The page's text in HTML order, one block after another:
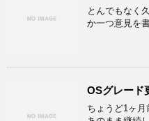
とんでもなく
か一つ意見を
OSグレード
ちょうど1ヶ月